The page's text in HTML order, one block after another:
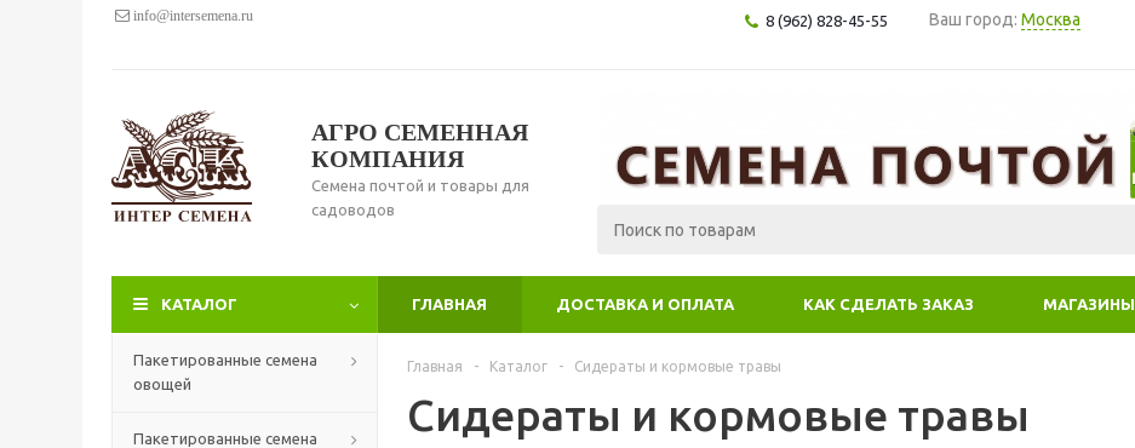
info@intersemena.ru 8 (962) 828-45-55 Ваш город: Москва
АГРО СЕМЕННАЯ
КОМПАНИЯ
Семена почтой и товары для
садоводов
КАТАЛОГ ГЛАВНАЯ ДОСТАВКА И ОПЛАТА КАК СДЕЛАТЬ ЗАКАЗ МАГАЗИНЫ
Пакетированные семена
овощей
Пакетированные семена
Главная - Каталог - Сидераты и кормовые травы
Сидераты и кормовые травы